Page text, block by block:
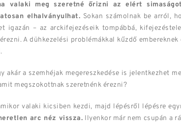
valaki meg szeretné őrizni az elért
elhalványulhat. Sokan számolnak be arról,
igazán – az arckifejezéseik tompábbá,
A dühkezelési problémákkal kűzdő
akár a szemhéjak megereszkedése is jelentkezhet
megszokottnak szeretnénk érezni?
valaki kicsiben kezdi, majd lépésről lépésre
arc néz vissza. Ilyenkor már nem csupán a